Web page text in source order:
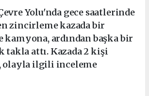
Yolu'nda gece saatlerinde
zincirleme kazada bir
kamyona, ardından başka bir
takla attı. Kazada 2 kişi
olayla ilgili inceleme